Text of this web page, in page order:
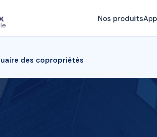
Nos produits
des copropriétés